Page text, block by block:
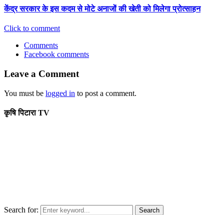
केंद्र सरकार के इस कदम से मोटे अनाजों की खेती को मिलेगा प्रोत्साहन
Click to comment
Comments
Facebook comments
Leave a Comment
You must be logged in to post a comment.
कृषि पिटारा TV
Search for: Search